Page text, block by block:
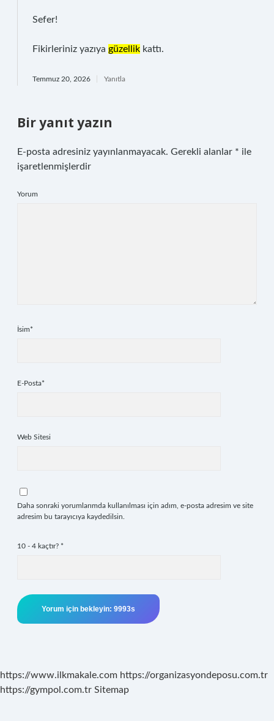
Sefer!
Fikirleriniz yazıya güzellik kattı.
Temmuz 20, 2026 Yanıtla
Bir yanıt yazın
E-posta adresiniz yayınlanmayacak. Gerekli alanlar * ile
işaretlenmişlerdir
Yorum
İsim*
E-Posta*
Web Sitesi
Daha sonraki yorumlarımda kullanılması için adım, e-posta adresim ve site
adresim bu tarayıcıya kaydedilsin.
10 - 4 kaçtır? *
https://www.ilkmakale.com https://organizasyondeposu.com.tr
https://gympol.com.tr Sitemap